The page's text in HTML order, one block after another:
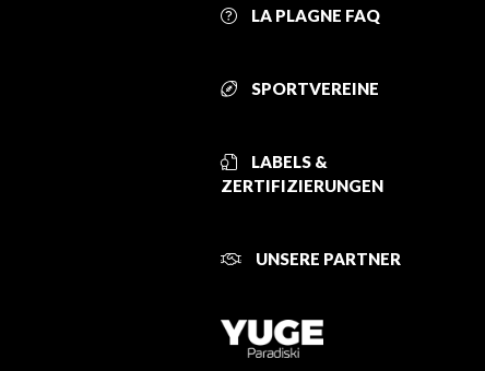
LA PLAGNE FAQ
SPORTVEREINE
LABELS &
ZERTIFIZIERUNGEN
UNSERE PARTNER